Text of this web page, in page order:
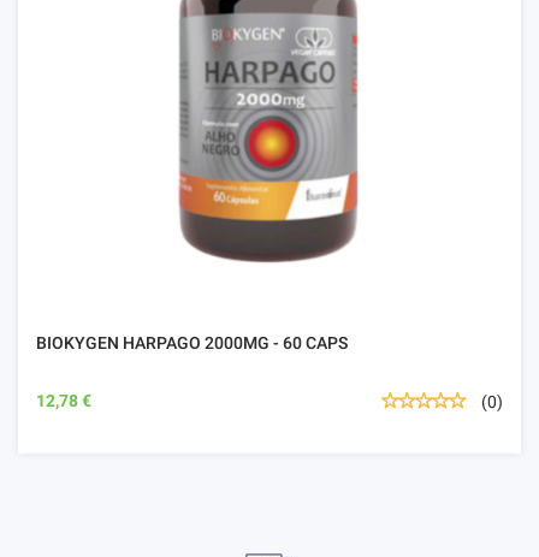
BIOKYGEN HARPAGO 2000MG - 60 CAPS
12,78 € (0)